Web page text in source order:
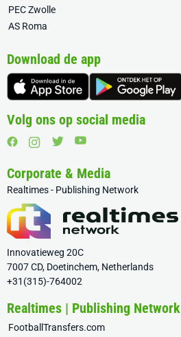
PEC Zwolle
AS Roma
Download de app
Volg ons op social media
Corporate & Media
Realtimes - Publishing Network
Innovatieweg 20C
7007 CD, Doetinchem, Netherlands
+31(315)-764002
Realtimes | Publishing Network
FootballTransfers.com